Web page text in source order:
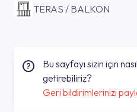
TERAS / BALKON
Bu sayfayı sizin için
getirebiliriz?
Geri bildirimlerinizi